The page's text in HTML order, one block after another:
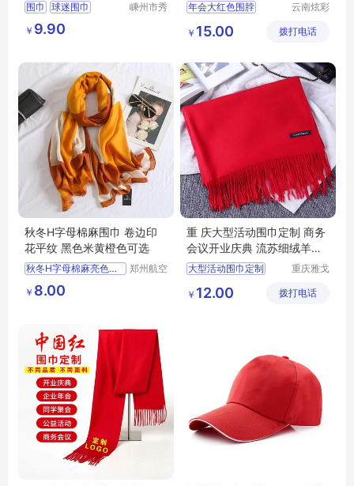
围巾
球迷围巾
个性围巾
围巾图案定制
嵊州市秀
￥ 9.90
年会大红色围脖
螺蛳湾羊绒大红围巾价格
年会大红色围脖厂家
云南炫彩
公司
￥ 15.00 拨打电话
秋冬H字母棉麻围巾 卷边印
花平纹 黑色米黄橙色可选
秋冬H字母棉麻亮色围巾
简约文艺围巾
郑州航空
￥ 8.00
重 庆大型活动围巾定制 商务
会议开业庆典 流苏细绒羊毛
多色可选
大型活动围巾定制
商务会议开业庆典围巾定制
重庆雅戈
有限公司
￥ 12.00 拨打电话